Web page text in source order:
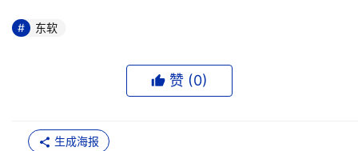
东软
赞 (0)
生成海报